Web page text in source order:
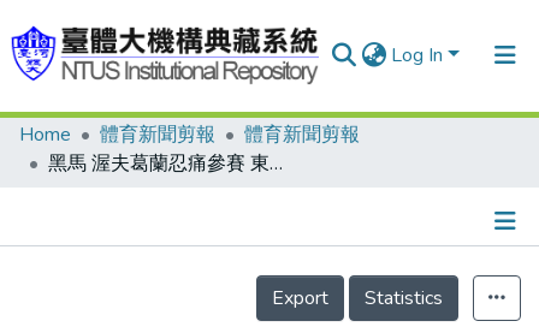
Log In
Communities & Collections
Home 體育新聞剪報
體育新聞剪報
黑馬 渥夫葛蘭忍痛參賽 東加首度拿奧運銀牌/雅典萬神運動場 盛大儀式迎接英雄歸/馬術 &quot;蘋果汁&quot;完美 馬上銜金
Details
Export
Statistics